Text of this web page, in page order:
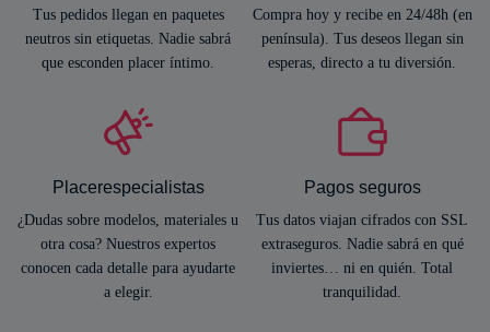
Tus pedidos llegan en paquetes
neutros sin etiquetas. Nadie sabrá
que esconden placer íntimo.
Compra hoy y recibe en 24/48h (en
península). Tus deseos llegan sin
esperas, directo a tu diversión.
Placerespecialistas
¿Dudas sobre modelos, materiales u
otra cosa? Nuestros expertos
conocen cada detalle para ayudarte
a elegir.
Pagos seguros
Tus datos viajan cifrados con SSL
extraseguros. Nadie sabrá en qué
inviertes… ni en quién. Total
tranquilidad.